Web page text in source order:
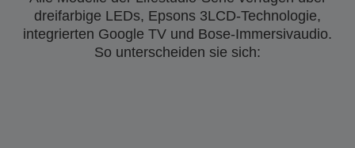
dreifarbige LEDs, Epsons 3LCD-Technologie,
integrierten Google TV und Bose-Immersivaudio.
So unterscheiden sie sich: